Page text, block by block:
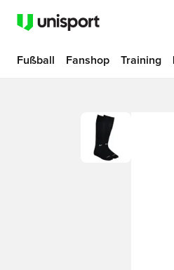
Fußball Fanshop Training